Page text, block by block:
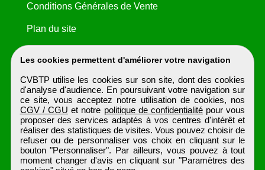
Les cookies permettent d'améliorer votre navigation
CVBTP utilise les cookies sur son site, dont des cookies
d'analyse d'audience. En poursuivant votre navigation sur
ce site, vous acceptez notre utilisation de cookies, nos
CGV / CGU et notre politique de confidentialité pour vous
proposer des services adaptés à vos centres d'intérêt et
réaliser des statistiques de visites. Vous pouvez choisir de
refuser ou de personnaliser vos choix en cliquant sur le
bouton "Personnaliser". Par ailleurs, vous pouvez à tout
moment changer d'avis en cliquant sur "Paramètres des
Conditions Générales de Vente
Plan du site